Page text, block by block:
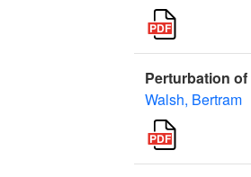
Perturbation
Walsh, Bertram